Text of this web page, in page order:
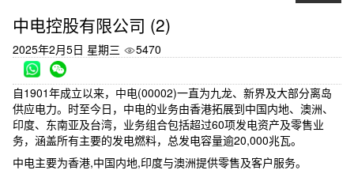
中电控股有限公司 (2)
2025年2月5日 星期三 5470
自1901年成立以来，中电(00002)一直为九龙、新界及大部分离岛
供应电力。时至今日，中电的业务由香港拓展到中国内地、澳洲、
印度、东南亚及台湾，业务组合包括超过60项发电资产及零售业
务，涵盖所有主要的发电燃料，总发电容量逾20,000兆瓦。
中电主要为香港,中国内地,印度与澳洲提供零售及客户服务。